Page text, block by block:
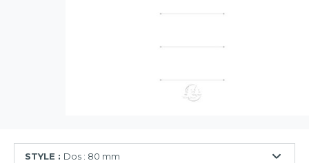
STYLE : Dos : 80 mm